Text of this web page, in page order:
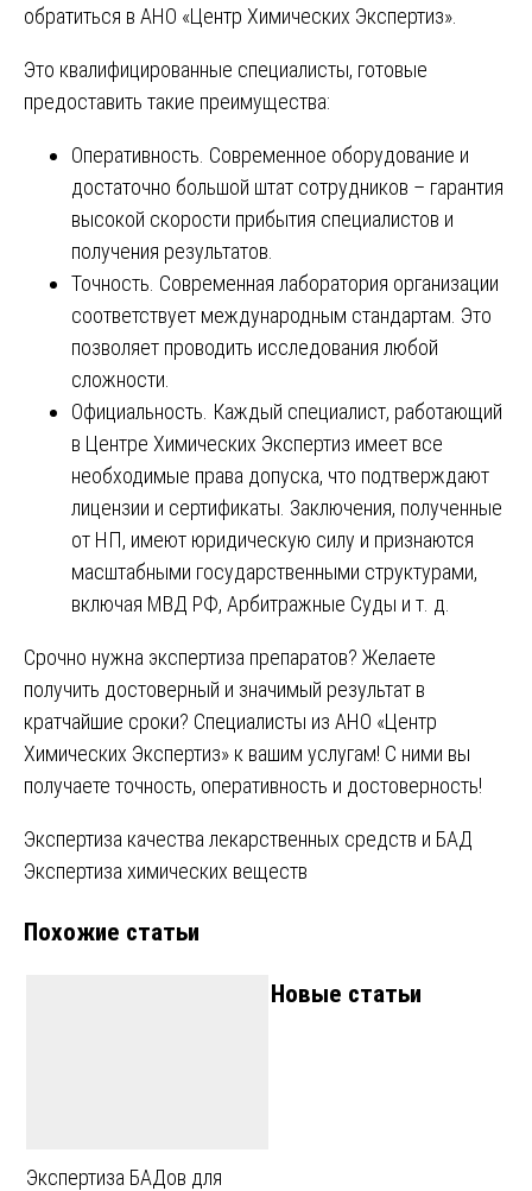
обратиться в АНО «Центр Химических Экспертиз».
Это квалифицированные специалисты, готовые
предоставить такие преимущества:
Оперативность. Современное оборудование и
достаточно большой штат сотрудников – гарантия
высокой скорости прибытия специалистов и
получения результатов.
Точность. Современная лаборатория организации
соответствует международным стандартам. Это
позволяет проводить исследования любой
сложности.
Официальность. Каждый специалист, работающий
в Центре Химических Экспертиз имеет все
необходимые права допуска, что подтверждают
лицензии и сертификаты. Заключения, полученные
от НП, имеют юридическую силу и признаются
масштабными государственными структурами,
включая МВД РФ, Арбитражные Суды и т. д.
Срочно нужна экспертиза препаратов? Желаете
получить достоверный и значимый результат в
кратчайшие сроки? Специалисты из АНО «Центр
Химических Экспертиз» к вашим услугам! С ними вы
получаете точность, оперативность и достоверность!
Навигация
записям
Экспертиза качества лекарственных средств и БАД
Экспертиза химических веществ
Похожие статьи
Экспертиза БАДов для
Новые статьи